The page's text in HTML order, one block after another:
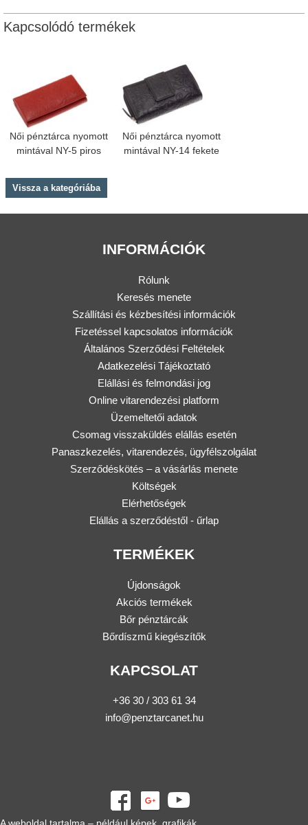
Kapcsolódó termékek
Női pénztárca nyomott
mintával NY-5 piros
Női pénztárca nyomott
mintával NY-14 fekete
Vissza a kategóriába
INFORMÁCIÓK
Rólunk
Keresés menete
Szállítási és kézbesítési információk
Fizetéssel kapcsolatos információk
Általános Szerződési Feltételek
Adatkezelési Tájékoztató
Elállási és felmondási jog
Online vitarendezési platform
Üzemeltetői adatok
Csomag visszaküldés elállás esetén
Panaszkezelés, vitarendezés, ügyfélszolgálat
Szerződéskötés – a vásárlás menete
Költségek
Elérhetőségek
Elállás a szerződéstől - űrlap
TERMÉKEK
Újdonságok
Akciós termékek
Bőr pénztárcák
Bőrdíszmű kiegészítők
KAPCSOLAT
+36 30 / 303 61 34
info@penztarcanet.hu